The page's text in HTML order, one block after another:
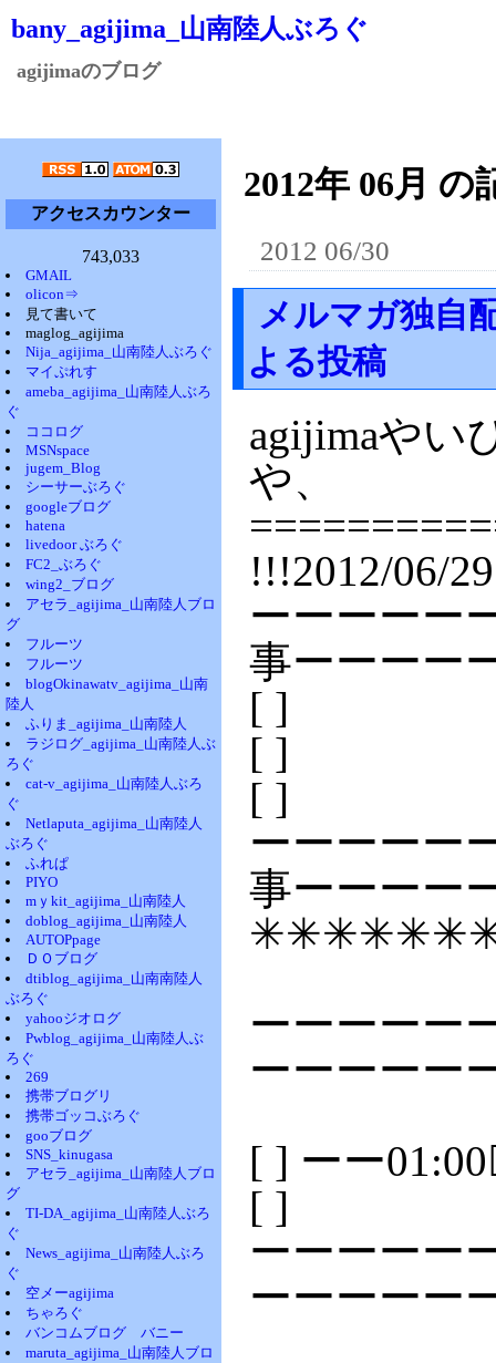
bany_agijima_山南陸人ぶろぐ
agijimaのブログ
アクセスカウンター
743,033
GMAIL
olicon⇒
見て書いて
maglog_agijima
Nija_agijima_山南陸人ぶろぐ
マイぷれす
ameba_agijima_山南陸人ぶろ
ぐ
ココログ
MSNspace
jugem_Blog
シーサーぶろぐ
googleブログ
hatena
livedoor ぶろぐ
FC2_ぶろぐ
wing2_ブログ
アセラ_agijima_山南陸人ブロ
グ
フルーツ
フルーツ
blogOkinawatv_agijima_山南
陸人
ふりま_agijima_山南陸人
ラジログ_agijima_山南陸人ぶ
ろぐ
cat-v_agijima_山南陸人ぶろ
ぐ
Netlaputa_agijima_山南陸人
ぶろぐ
ふれぱ
PIYO
mｙkit_agijima_山南陸人
doblog_agijima_山南陸人
AUTOPpage
ＤＯブログ
dtiblog_agijima_山南南陸人
ぶろぐ
yahooジオログ
Pwblog_agijima_山南陸人ぶ
ろぐ
269
携帯ブログリ
携帯ゴッコぶろぐ
gooブログ
SNS_kinugasa
アセラ_agijima_山南陸人ブロ
グ
TI-DA_agijima_山南陸人ぶろ
ぐ
News_agijima_山南陸人ぶろ
ぐ
空メーagijima
ちゃろぐ
バンコムブログ バニー
maruta_agijima_山南陸人ブロ
2012年 06月 の
2012 06/30
メルマガ独自
よる投稿
agijimaやい
や、
!!!2012/06/
ーーーーー
事ーーーー
[ ]
[ ]
[ ]
ーーーーー
事ーーーー
ーーーーー
ーーーーー
[ ] ーー
[ ]
ーーーーー
ーーーーー